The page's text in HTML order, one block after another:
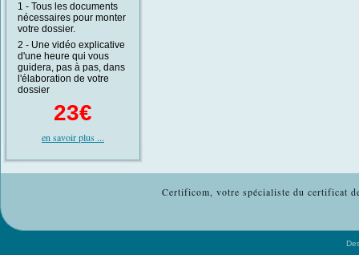
1 - Tous les documents
nécessaires pour monter
votre dossier.
2 - Une vidéo explicative
d'une heure qui vous
guidera, pas à pas, dans
l'élaboration de votre
dossier
23€
en savoir plus ...
Certificom, votre spécialiste du certificat